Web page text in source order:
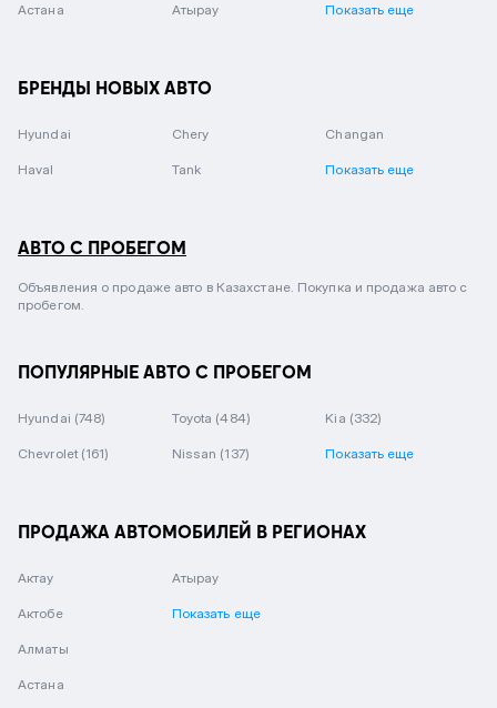
Астана Атырау Показать еще
БРЕНДЫ НОВЫХ АВТО
Hyundai Chery Changan
Haval Tank Показать еще
АВТО С ПРОБЕГОМ
Объявления о продаже авто в Казахстане. Покупка и продажа авто с
пробегом.
ПОПУЛЯРНЫЕ АВТО С ПРОБЕГОМ
Hyundai (748) Toyota (484) Kia (332)
Chevrolet (161) Nissan (137) Показать еще
ПРОДАЖА АВТОМОБИЛЕЙ В РЕГИОНАХ
Актау
Актобе
Алматы
Астана
Атырау
Показать еще